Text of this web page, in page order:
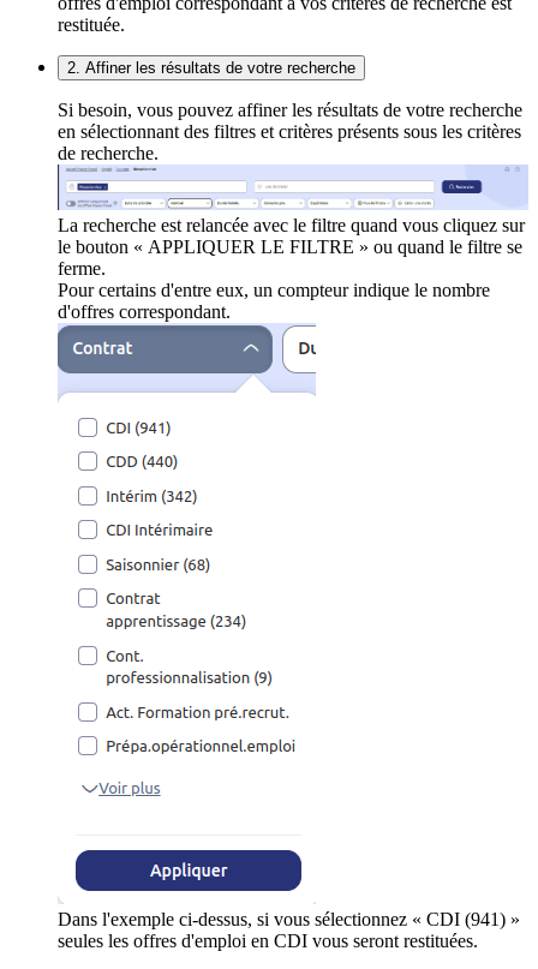
restituée.
2. Affiner les résultats de votre recherche
Si besoin, vous pouvez affiner les résultats de votre recherche
en sélectionnant des filtres et critères présents sous les critères
de recherche.
La recherche est relancée avec le filtre quand vous cliquez sur
le bouton « APPLIQUER LE FILTRE » ou quand le filtre se
ferme.
Pour certains d'entre eux, un compteur indique le nombre
d'offres correspondant.
Dans l'exemple ci-dessus, si vous sélectionnez « CDI (941) »
seules les offres d'emploi en CDI vous seront restituées.